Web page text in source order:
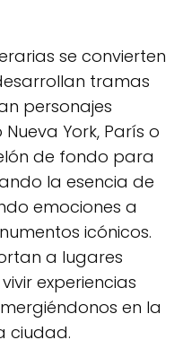
se convierten
tramas
personajes
York, París o
de fondo para
la esencia de
emociones a
icónicos.
a lugares
experiencias
en la
ciudad.